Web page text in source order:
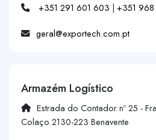
+351 291 601 603 | +351
geral@exportech.com.pt
Armazém Logístico
Estrada do Contador nº 25 -
Colaço 2130-223 Benavente